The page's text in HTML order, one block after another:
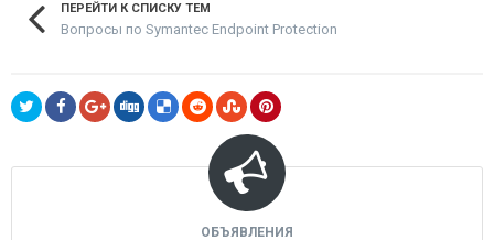
ПЕРЕЙТИ К СПИСКУ ТЕМ
Вопросы по Symantec Endpoint Protection
ОБЪЯВЛЕНИЯ